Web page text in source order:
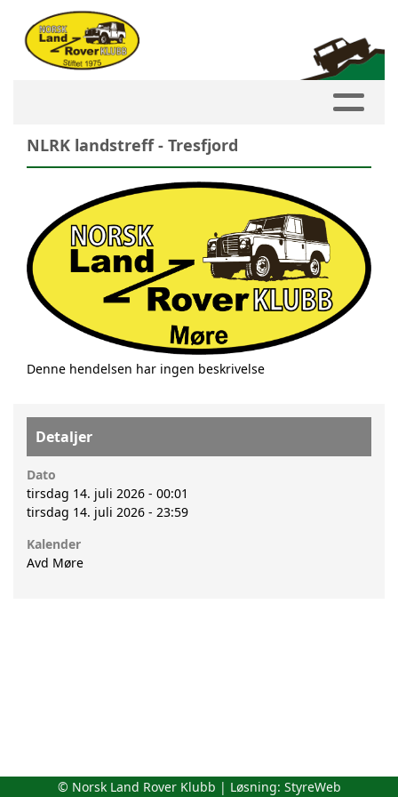
NLRK landstreff - Tresfjord
Denne hendelsen har ingen beskrivelse
Detaljer
Dato
tirsdag 14. juli 2026 - 00:01
tirsdag 14. juli 2026 - 23:59
Kalender
Avd Møre
© Norsk Land Rover Klubb | Løsning: StyreWeb